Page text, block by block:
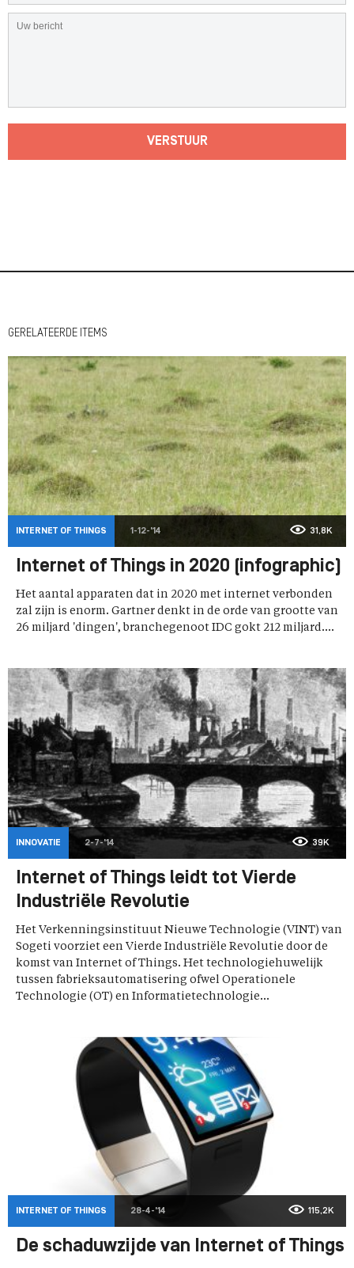
VERSTUUR
GERELATEERDE ITEMS
INTERNET OF THINGS 1-12-'14 31,8K
Internet of Things in 2020 (infographic)
Het aantal apparaten dat in 2020 met internet verbonden
zal zijn is enorm. Gartner denkt in de orde van grootte van
26 miljard 'dingen', branchegenoot IDC gokt 212 miljard....
INNOVATIE 2-7-'14 39K
Internet of Things leidt tot Vierde
Industriële Revolutie
Het Verkenningsinstituut Nieuwe Technologie (VINT) van
Sogeti voorziet een Vierde Industriële Revolutie door de
komst van Internet of Things. Het technologiehuwelijk
tussen fabrieksautomatisering ofwel Operationele
Technologie (OT) en Informatietechnologie...
INTERNET OF THINGS 28-4-'14 115,2K
De schaduwzijde van Internet of Things